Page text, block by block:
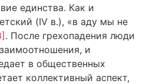
единства. Как и
(IV в.), «в аду мы не
. После грехопадения люди
и
в общественных
коллективный аспект,